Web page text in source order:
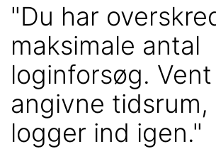
"Du har
maksimale antal
loginforsøg.
angivne tidsrum,
logger ind igen."